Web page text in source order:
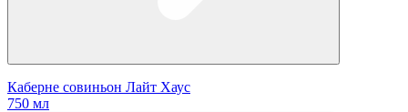
Каберне совиньон Лайт Хаус
750 мл